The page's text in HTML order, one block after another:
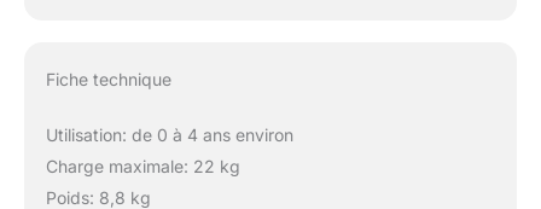
Fiche technique
Utilisation: de 0 à 4 ans environ
Charge maximale: 22 kg
Poids: 8,8 kg